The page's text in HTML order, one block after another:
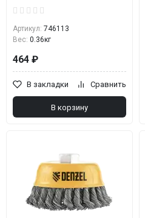
Артикул: 746113
Вес: 0.36кг
464 ₽
В закладки Сравнить
В корзину